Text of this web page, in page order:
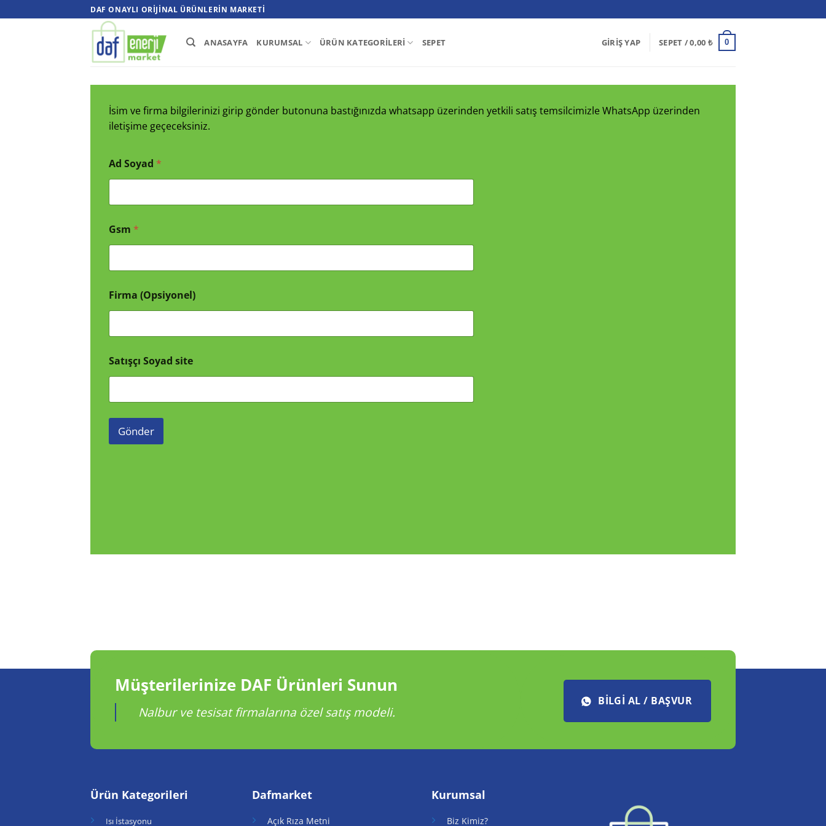
atla
DAF ONAYLI ORIJINAL ÜRÜNLERIN MARKETI
ANASAYFA KURUMSAL ÜRÜN KATEGORILERI SEPET GIRIŞ YAP SEPET /0,00 ₺ 0
İsim ve firma bilgilerinizi girip gönder butonuna bastığınızda whatsapp üzerinden yetkili satış temsilcimizle WhatsApp üzerinden
iletişime geçeceksiniz.
Ad Soyad *
Gsm *
Firma (Opsiyonel)
Satışçı Soyad site
Gönder
Müşterilerinize DAF Ürünleri Sunun
Nalbur ve tesisat firmalarına özel satış modeli.
BILGI AL / BAŞVUR
Ürün Kategorileri
Isı İstasyonu
Dafmarket
Açık Rıza Metni
Kurumsal
Biz Kimiz?